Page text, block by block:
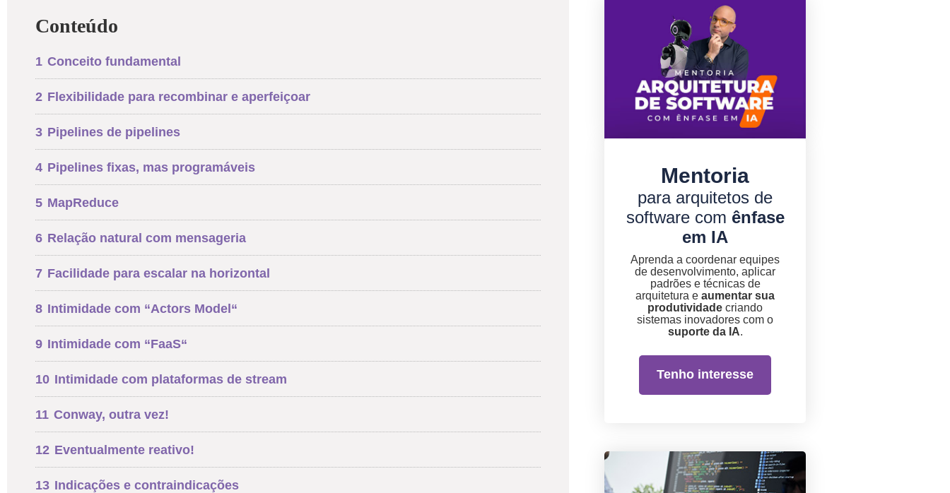
Conteúdo
1 Conceito fundamental
2 Flexibilidade para recombinar e aperfeiçoar
3 Pipelines de pipelines
4 Pipelines fixas, mas programáveis
5 MapReduce
6 Relação natural com mensageria
7 Facilidade para escalar na horizontal
8 Intimidade com “Actors Model“
9 Intimidade com “FaaS“
10 Intimidade com plataformas de stream
11 Conway, outra vez!
12 Eventualmente reativo!
13 Indicações e contraindicações
Mentoria
para arquitetos de
software com ênfase
em IA
Aprenda a coordenar equipes
de desenvolvimento, aplicar
padrões e técnicas de
arquitetura e aumentar sua
produtividade criando
sistemas inovadores com o
suporte da IA.
Tenho interesse